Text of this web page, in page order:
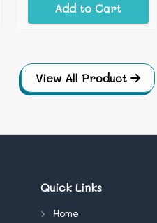
Add to Cart
View All Product
Quick Links
Home